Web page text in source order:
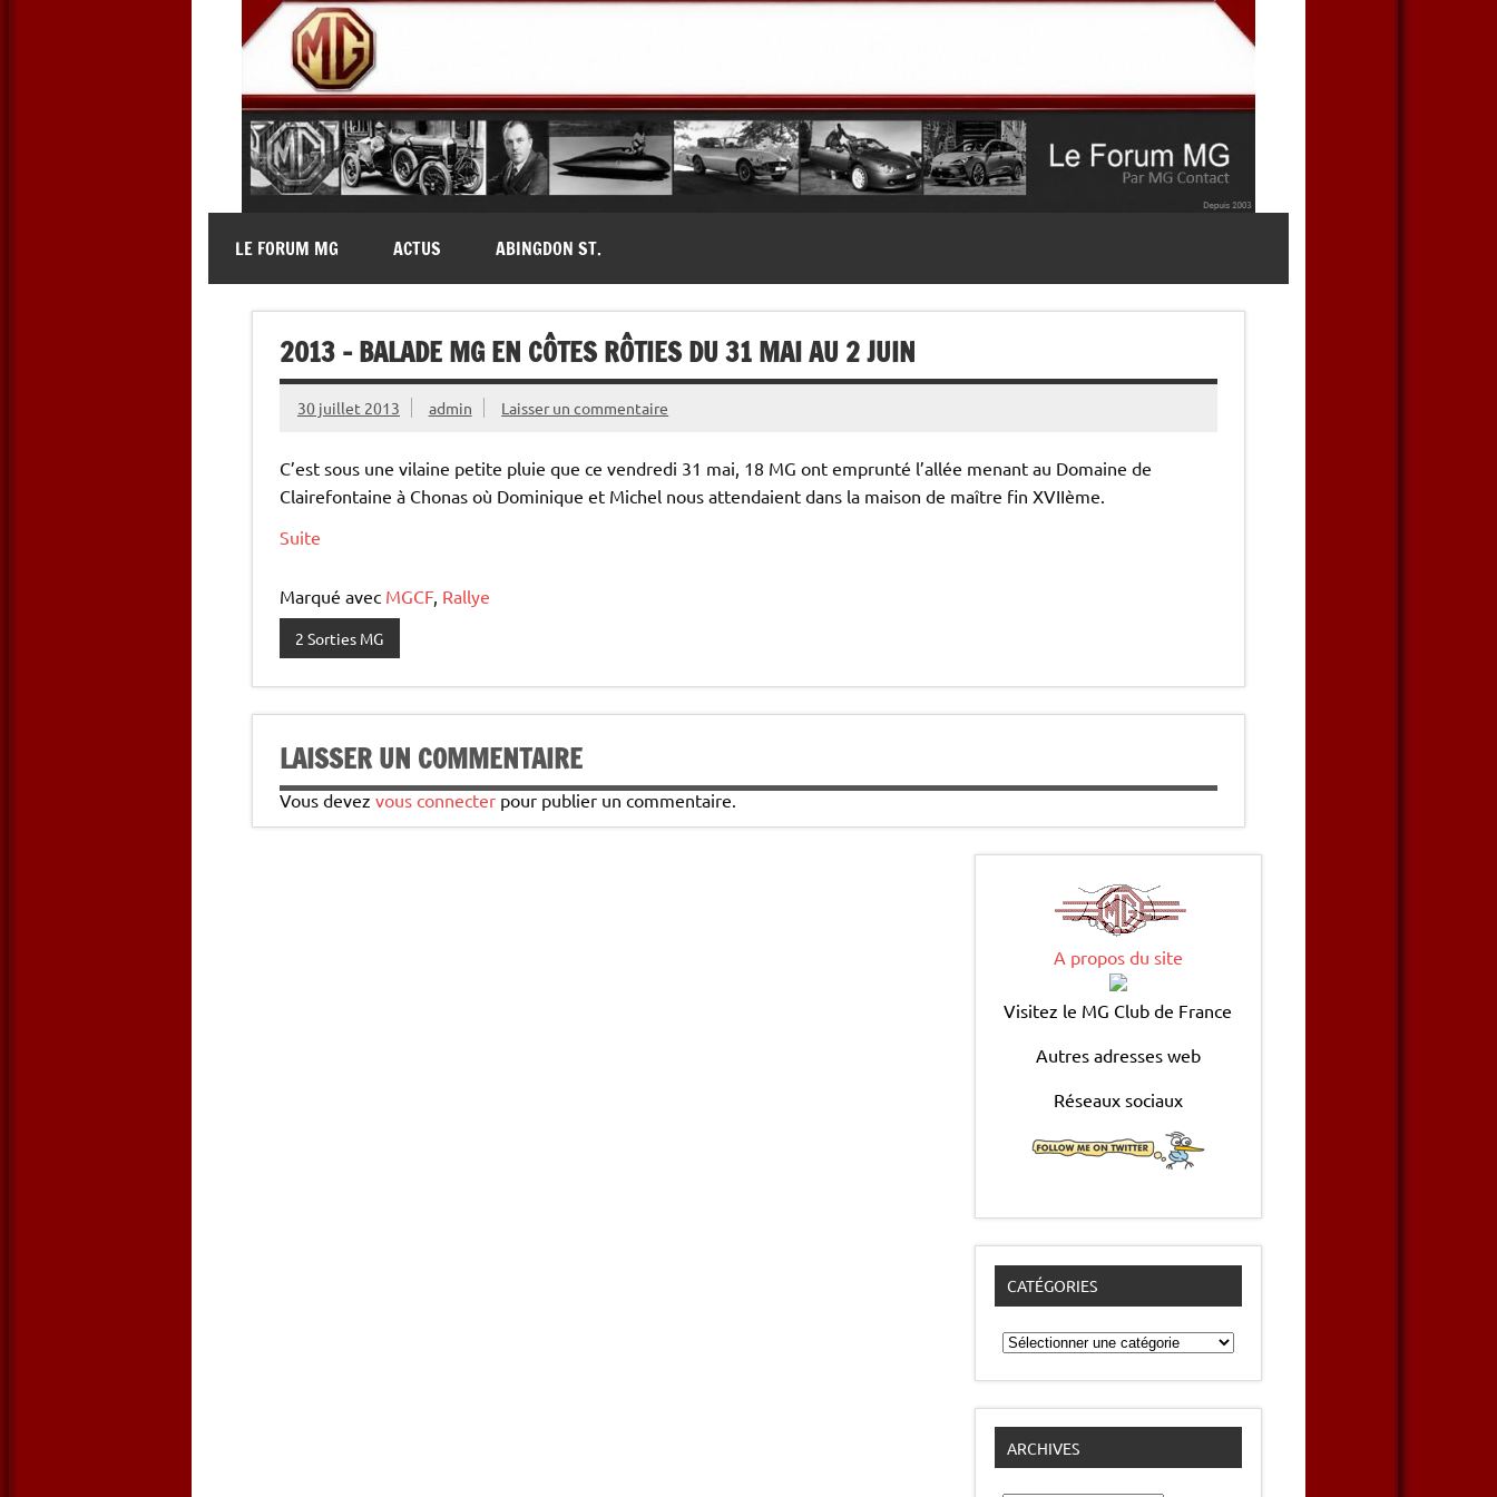
MG Contact
LE FORUM MG ACTUS ABINGDON ST.
2013 – BALADE MG EN CÔTES RÔTIES DU 31 MAI AU 2 JUIN
30 juillet 2013 admin Laisser un commentaire
C’est sous une vilaine petite pluie que ce vendredi 31 mai, 18 MG ont emprunté l’allée menant au Domaine de
Clairefontaine à Chonas où Dominique et Michel nous attendaient dans la maison de maître fin XVIIème.
Suite
Marqué avec MGCF, Rallye
2 Sorties MG
LAISSER UN COMMENTAIRE
Vous devez vous connecter pour publier un commentaire.
A propos du site
Visitez le MG Club de France
Autres adresses web
Réseaux sociaux
CATÉGORIES
Catégories
ARCHIVES